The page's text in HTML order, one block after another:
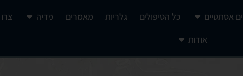
אסתטיים כל הטיפולים גלריות מאמרים מדיה
אודות